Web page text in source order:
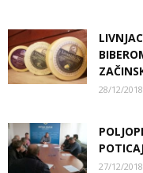
28/12/2018
27/12/2018